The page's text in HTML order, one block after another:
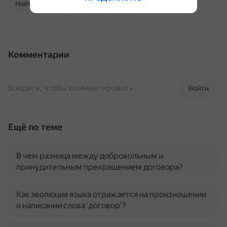
Найти в Поиске
Комментарии
Войти
Войдите, чтобы комментировать
Ещё по теме
В чем разница между добровольным и
принудительным прекращением договора?
Как эволюция языка отражается на произношении
и написании слова 'договор'?